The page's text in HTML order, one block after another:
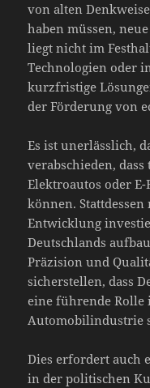
von alten
haben müssen,
liegt nicht im
Technologien oder
kurzfristige
der Förderung von
Es ist unerlässlich,
verabschieden,
Elektroautos oder
können.
Entwicklung
Deutschlands
Präzision und
sicherstellen, dass
eine führende Rolle
Automobilindustrie
Dies erfordert auch
in der politischen